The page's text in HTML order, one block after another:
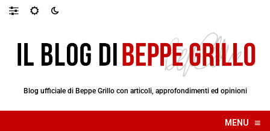
Blog ufficiale di Beppe Grillo con articoli, approfondimenti ed opinioni
MENU ≡
☰